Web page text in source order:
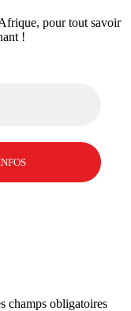
pour tout savoir
!
champs obligatoires